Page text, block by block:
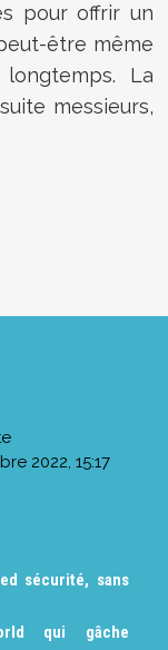
pour offrir un
être même
La
messieurs,
2022, 15:17
sécurité, sans
qui gâche